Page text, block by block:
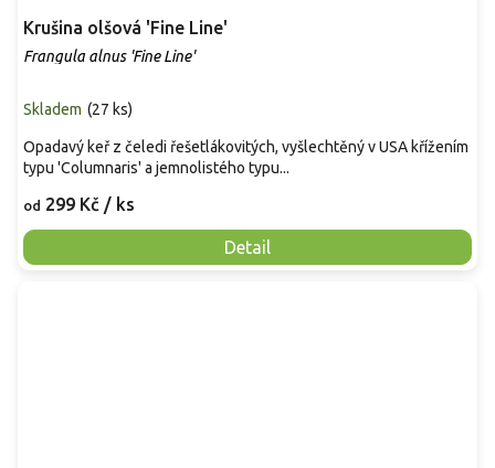
Krušina olšová 'Fine Line'
Frangula alnus 'Fine Line'
Skladem (27 ks)
od 299 Kč / ks
Detail
Opadavý keř z čeledi řešetlákovitých, vyšlechtěný v USA křížením
typu 'Columnaris' a jemnolistého typu...